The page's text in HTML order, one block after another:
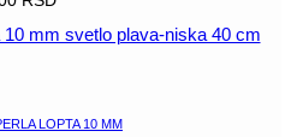
mm svetlo plava-niska 40 cm
LOPTA 10 MM